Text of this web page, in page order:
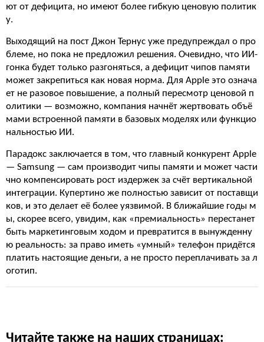
ют от дефицита, но имеют более гибкую ценовую политик
у.
Выходящий на пост Джон Тернус уже предупреждал о про
блеме, но пока не предложил решения. Очевидно, что ИИ-
гонка будет только разгоняться, а дефицит чипов памяти
может закрепиться как новая норма. Для Apple это означа
ет не разовое повышение, а полный пересмотр ценовой п
олитики — возможно, компания начнёт жертвовать объё
мами встроенной памяти в базовых моделях или функцио
нальностью ИИ.
Парадокс заключается в том, что главный конкурент Apple
— Samsung — сам производит чипы памяти и может части
чно компенсировать рост издержек за счёт вертикальной
интеграции. Купертино же полностью зависит от поставщи
ков, и это делает её более уязвимой. В ближайшие годы м
ы, скорее всего, увидим, как «премиальность» перестанет
быть маркетинговым ходом и превратится в вынужденну
ю реальность: за право иметь «умный» телефон придётся
платить настоящие деньги, а не просто переплачивать за л
оготип.
Читайте также на наших страницах: